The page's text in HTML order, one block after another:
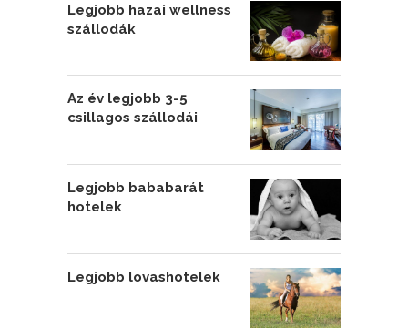
Legjobb hazai wellness
szállodák
Az év legjobb 3-5
csillagos szállodái
Legjobb bababarát
hotelek
Legjobb lovashotelek